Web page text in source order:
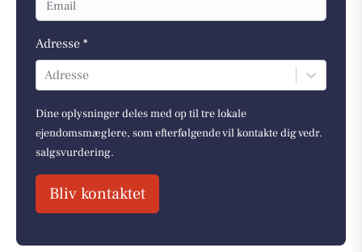
Adresse *
Adresse
Dine oplysninger deles med op til tre lokale
ejendomsmæglere, som efterfølgende vil kontakte dig vedr.
salgsvurdering.
Bliv kontaktet